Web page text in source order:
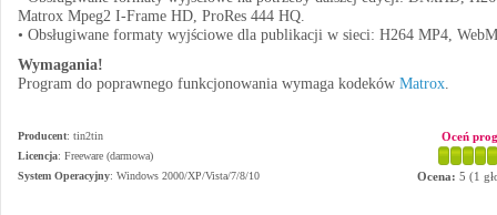
Matrox Mpeg2 I-Frame HD, ProRes 444 HQ.
• Obsługiwane formaty wyjściowe dla publikacji w sieci: H264 MP4,
Wymagania!
Program do poprawnego funkcjonowania wymaga kodeków Matrox.
Producent: tin2tin
Licencja: Freeware (darmowa)
System Operacyjny: Windows 2000/XP/Vista/7/8/10
Oceń
Ocena: 5 (1